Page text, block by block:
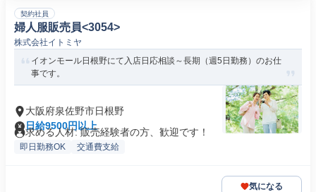
契約社員
婦人服販売員<3054>
株式会社イトミヤ
イオンモール日根野にて入店日応相談～長期（週5日勤務）のお仕
事です。
大阪府泉佐野市日根野
日給9500円以上
求める人材: 販売経験者の方、歓迎です！
即日勤務OK 交通費支給
気になる